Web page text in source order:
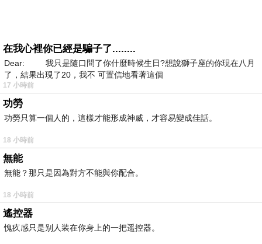
在我心裡你已經是騙子了........
Dear: 我只是隨口問了你什麼時候生日?想說獅子座的你現在八月
了，結果出現了20，我不 可置信地看著這個
17 小時前
功勞
功勞只算一個人的，這樣才能形成神威，才容易變成佳話。
18 小時前
無能
無能？那只是因為對方不能與你配合。
18 小時前
遙控器
愧疚感只是别人装在你身上的一把遥控器。